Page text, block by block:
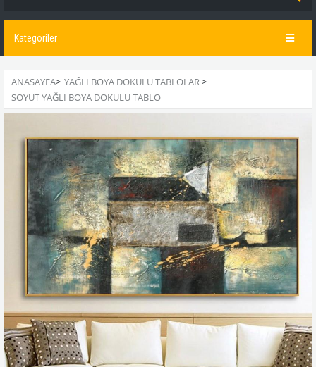
Kategoriler
ANASAYFA> YAĞLI BOYA DOKULU TABLOLAR>
SOYUT YAĞLI BOYA DOKULU TABLO